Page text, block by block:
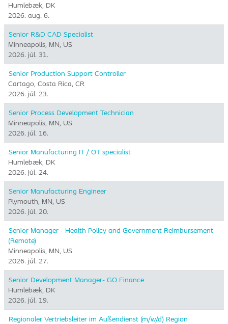
Humlebæk, DK
2026. aug. 6.
Senior R&D CAD Specialist
Minneapolis, MN, US
2026. júl. 31.
Senior Production Support Controller
Cartago, Costa Rica, CR
2026. júl. 23.
Senior Process Development Technician
Minneapolis, MN, US
2026. júl. 16.
Senior Manufacturing IT / OT specialist
Humlebæk, DK
2026. júl. 24.
Senior Manufacturing Engineer
Plymouth, MN, US
2026. júl. 20.
Senior Manager - Health Policy and Government Reimbursement
(Remote)
Minneapolis, MN, US
2026. júl. 27.
Senior Development Manager- GO Finance
Humlebæk, DK
2026. júl. 19.
Regionaler Vertriebsleiter im Außendienst (m/w/d) Region